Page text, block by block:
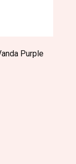
Purple